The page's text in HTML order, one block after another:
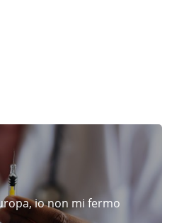
io non mi fermo